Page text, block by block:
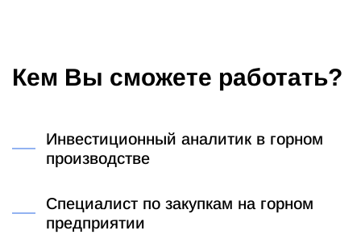
Кем Вы сможете работать?
Инвестиционный аналитик в горном
производстве
Специалист по закупкам на горном
предприятии